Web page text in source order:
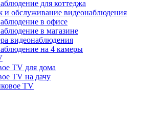
для коттеджа
обслуживание видеонаблюдения
в офисе
в магазине
видеонаблюдения
на 4 камеры
TV для дома
TV на дачу
TV